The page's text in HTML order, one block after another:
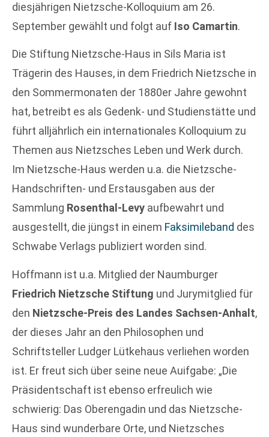
diesjährigen Nietzsche-Kolloquium am 26.
September gewählt und folgt auf Iso Camartin.
Die Stiftung Nietzsche-Haus in Sils Maria ist
Trägerin des Hauses, in dem Friedrich Nietzsche in
den Sommermonaten der 1880er Jahre gewohnt
hat, betreibt es als Gedenk- und Studienstätte und
führt alljährlich ein internationales Kolloquium zu
Themen aus Nietzsches Leben und Werk durch.
Im Nietzsche-Haus werden u.a. die Nietzsche-
Handschriften- und Erstausgaben aus der
Sammlung Rosenthal-Levy aufbewahrt und
ausgestellt, die jüngst in einem Faksimileband des
Schwabe Verlags publiziert worden sind.
Hoffmann ist u.a. Mitglied der Naumburger
Friedrich Nietzsche Stiftung und Jurymitglied für
den Nietzsche-Preis des Landes Sachsen-Anhalt,
der dieses Jahr an den Philosophen und
Schriftsteller Ludger Lütkehaus verliehen worden
ist. Er freut sich über seine neue Auifgabe: „Die
Präsidentschaft ist ebenso erfreulich wie
schwierig: Das Oberengadin und das Nietzsche-
Haus sind wunderbare Orte, und Nietzsches